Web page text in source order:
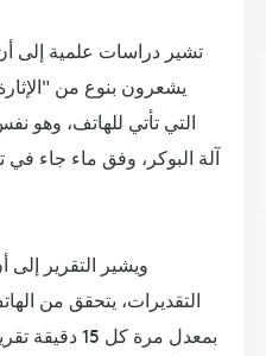
تشير دراسات علمية إلى
يشعرون بنوع من
التي تأتي للهاتف، وهو
آلة البوكر، وفق ماء جاء
ويشير التقرير
بمعدل مرة كل